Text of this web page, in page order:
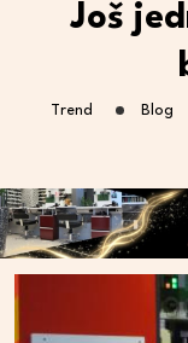
Još
Trend Blog